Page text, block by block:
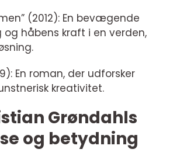
(2012): En bevægende
håbens kraft i en verden,
En roman, der udforsker
kreativitet.
Grøndahls
og betydning